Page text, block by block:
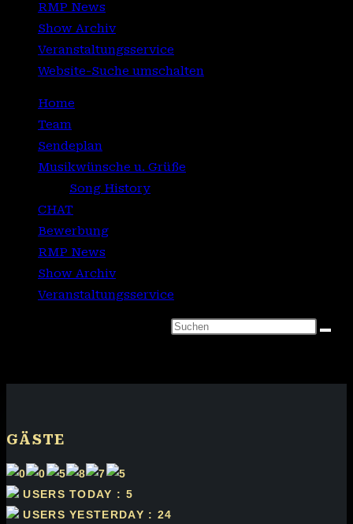
RMP News
Show Archiv
Veranstaltungsservice
Website-Suche umschalten
Home
Team
Sendeplan
Musikwünsche u. Grüße
Song History
CHAT
Bewerbung
RMP News
Show Archiv
Veranstaltungsservice
GÄSTE
USERS TODAY : 5
USERS YESTERDAY : 24